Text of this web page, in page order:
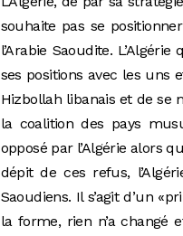
souhaite pas se
l’Arabie Saoudite.
ses positions avec les uns
Hizbollah libanais et de se
la coalition des pays
opposé par l’Algérie alors
dépit de ces refus,
Saoudiens. Il s’agit d’un
la forme, rien n’a changé